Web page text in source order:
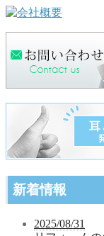
新着情報
2025/08/31